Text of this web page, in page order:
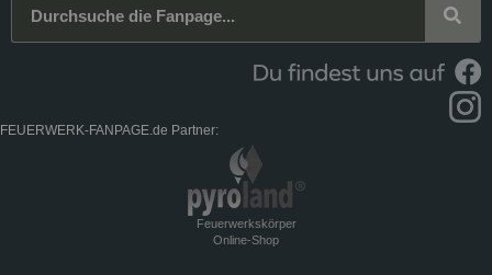
FEUERWERK-FANPAGE.de Partner:
Feuerwerkskörper
Online-Shop